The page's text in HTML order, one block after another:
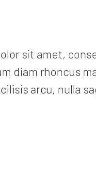
sit amet,
diam rhoncus
arcu, nulla